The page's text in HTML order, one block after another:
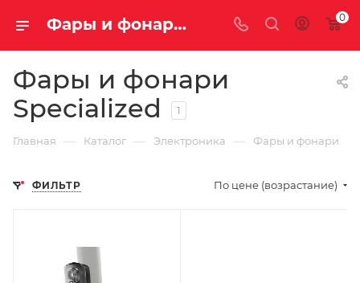
Фары и фонари Specialized 0
Фары и фонари
Specialized
1
Главная — Каталог — Электроника — Фары и фонари
ФИЛЬТР По цене (возрастание)